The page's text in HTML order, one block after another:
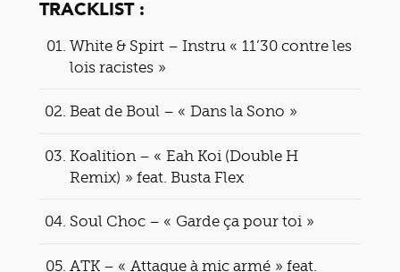
TRACKLIST :
White & Spirt – Instru « 11’30 contre les
lois racistes »
Beat de Boul – « Dans la Sono »
Koalition – « Eah Koi (Double H
Remix) » feat. Busta Flex
Soul Choc – « Garde ça pour toi »
ATK – « Attaque à mic armé » feat.